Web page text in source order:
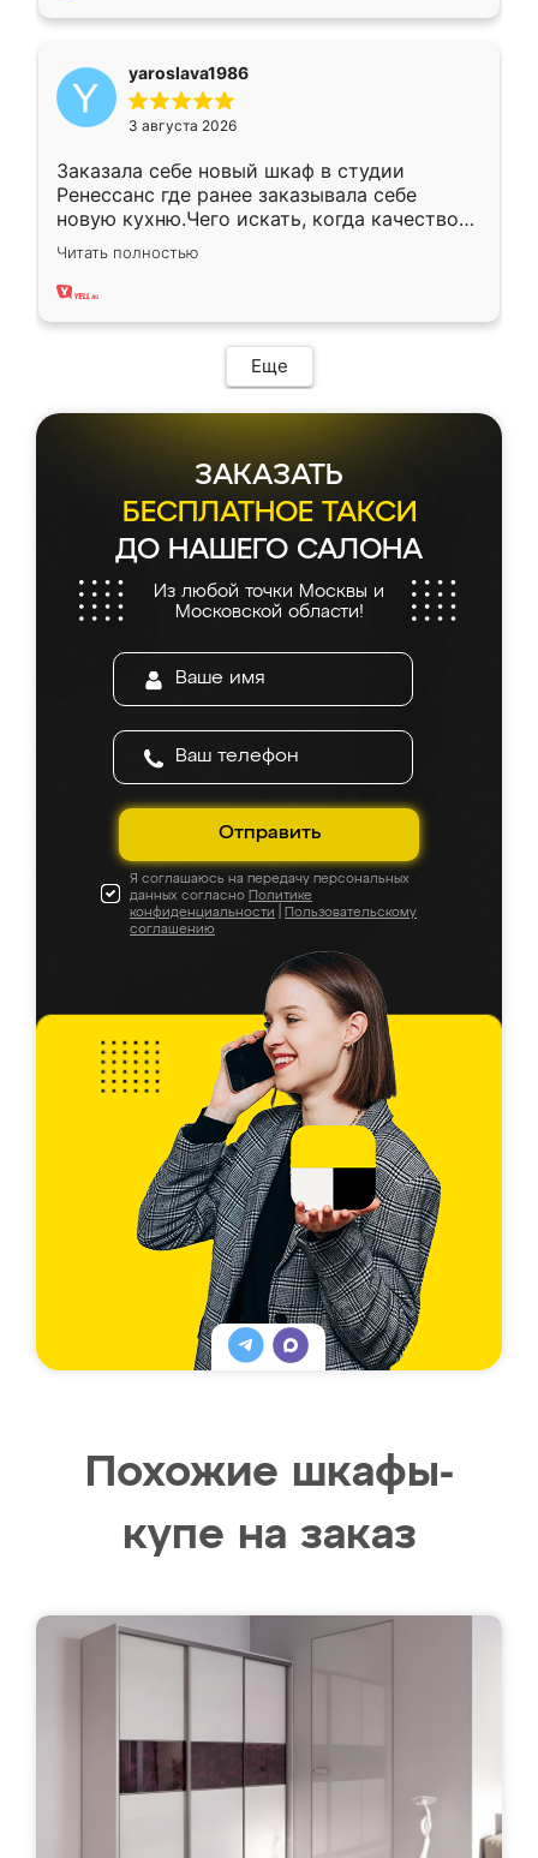
yaroslava1986
3 августа 2026
Заказала себе новый шкаф в студии
Ренессанс где ранее заказывала себе
новую кухню.Чего искать, когда качеством
вполне довольна. Служит кухня уже почти
два года, нареканий нет.
Читать полностью
Еще
ЗАКАЗАТЬ
БЕСПЛАТНОЕ ТАКСИ
ДО НАШЕГО САЛОНА
Из любой точки Москвы и
Московской области!
Отправить
Я соглашаюсь на передачу персональных
данных согласно Политике
конфиденциальности
Пользовательскому
соглашению
Похожие шкафы-
купе на заказ